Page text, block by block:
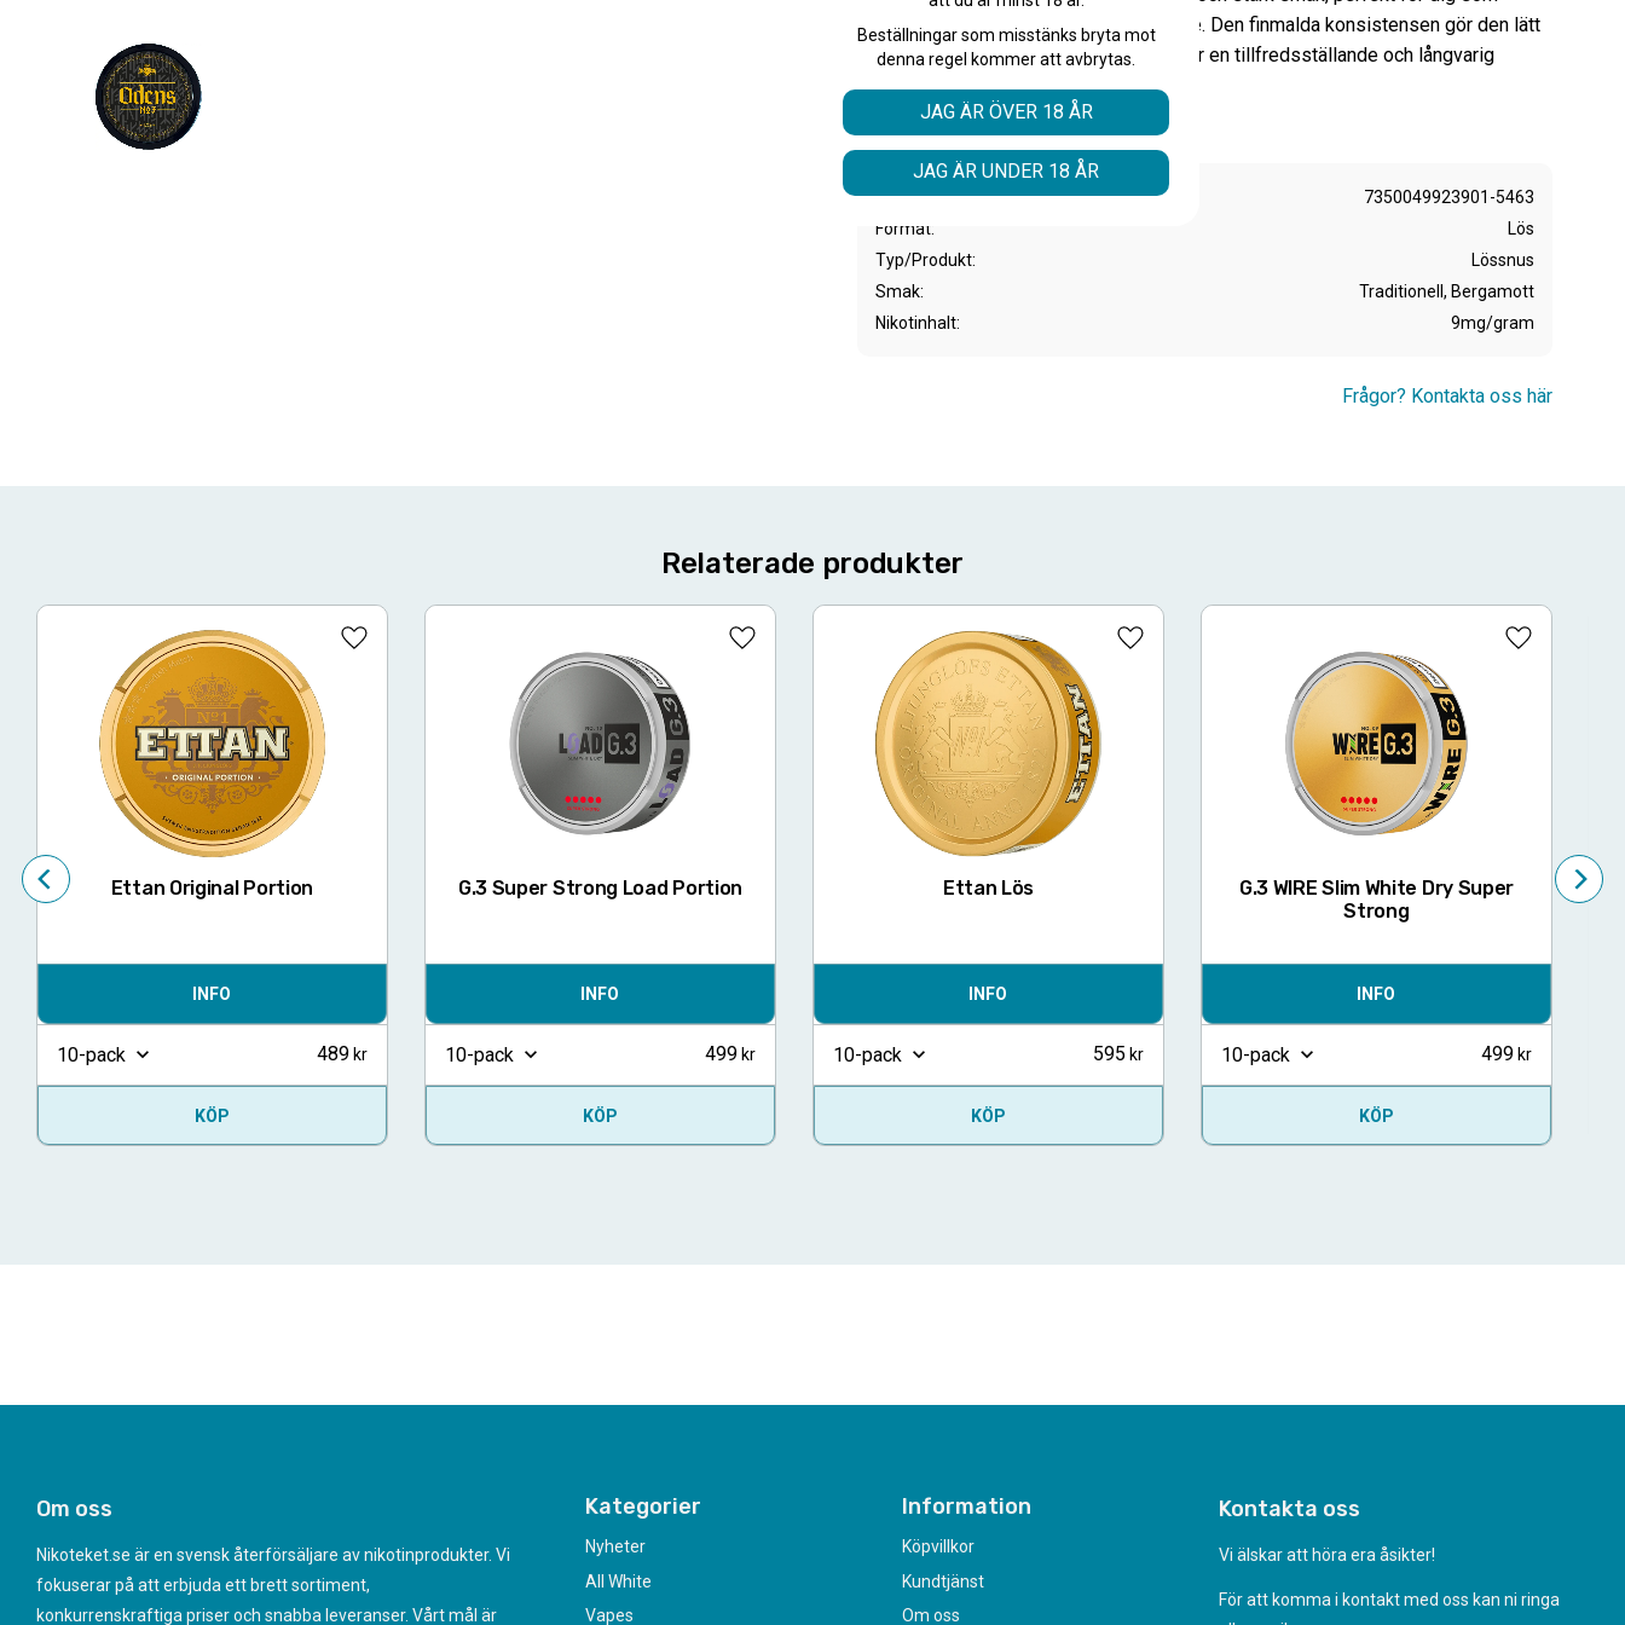
Artikelnr
7350049923901-5463
Format
Lös
Typ/Produkt
Lössnus
Smak
Traditionell, Bergamott
Nikotinhalt
9mg/gram
Frågor? Kontakta oss här
föredrar en mer intensiv snusupplevelse. Den finmalda konsistensen gör den lätt
att forma och använda, vilket säkerställer en tillfredsställande och långvarig
upplevelse.
Relaterade produkter
Ettan Original Portion
Lägg till i favoriter
INFO
10-pack 489
KÖP
G.3 Super Strong Load Portion
Lägg till i favoriter
INFO
10-pack 499
KÖP
Ettan Lös
Lägg till i favoriter
INFO
10-pack 595
KÖP
G.3 WIRE Slim White Dry Super
Strong
Lägg till i
INFO
10-pack 499
KÖP
Om oss
Nikoteket.se är en svensk återförsäljare av nikotinprodukter. Vi
fokuserar på att erbjuda ett brett sortiment,
konkurrenskraftiga priser och snabba leveranser. Vårt mål är
Kategorier
Nyheter
All White
Vapes
Information
Köpvillkor
Kundtjänst
Om oss
Kontakta oss
Vi älskar att höra era åsikter!
För att komma i kontakt med oss kan ni ringa
Beställningar som misstänks bryta mot
denna regel kommer att avbrytas.
JAG ÄR ÖVER 18 ÅR
JAG ÄR UNDER 18 ÅR